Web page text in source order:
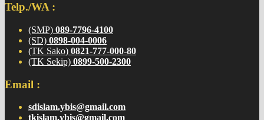
Telp./WA :
(SMP) 089-7796-4100
(SD) 0898-004-0006
(TK Sako) 0821-777-000-80
(TK Sekip) 0899-500-2300
Email :
sdislam.ybis@gmail.com
tkislam.ybis@gmail.com